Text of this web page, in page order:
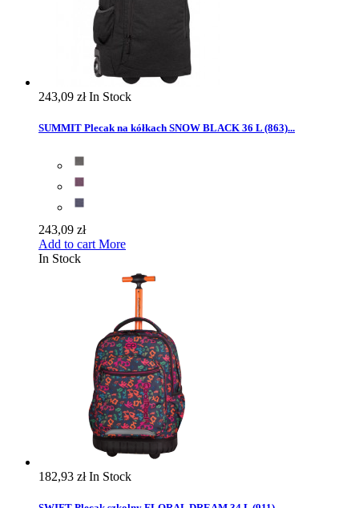
243,09 złIn Stock
SUMMIT Plecak na kółkach SNOW BLACK 36 L (863)...
243,09 zł
Add to cart More
In Stock
182,93 złIn Stock